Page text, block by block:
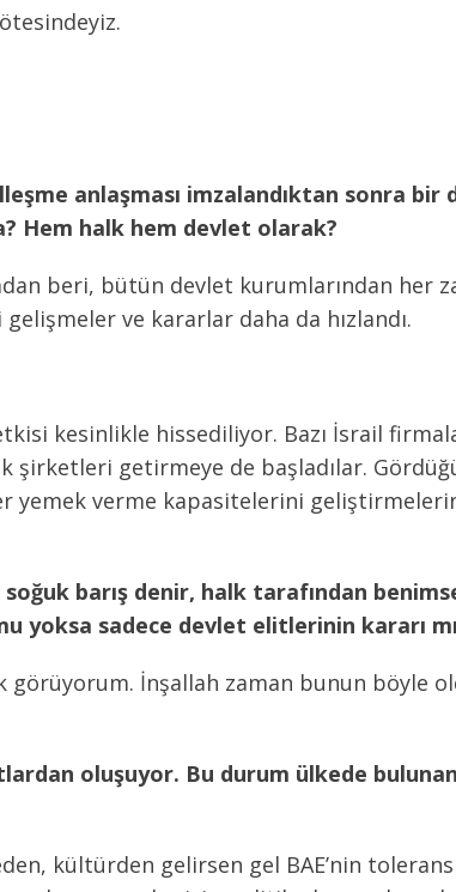
anlaşması imzalandıktan sonra bir
Hem halk hem devlet olarak?
beri, bütün devlet kurumlarından her
ve kararlar daha da hızlandı.
kesinlikle hissediliyor. Bazı İsrail
şirketleri getirmeye de başladılar.
yemek verme kapasitelerini
soğuk barış denir, halk tarafından
yoksa sadece devlet elitlerinin kararı
görüyorum. İnşallah zaman bunun böyle
oluşuyor. Bu durum ülkede bulunan
kültürden gelirsen gel BAE’nin tolerans